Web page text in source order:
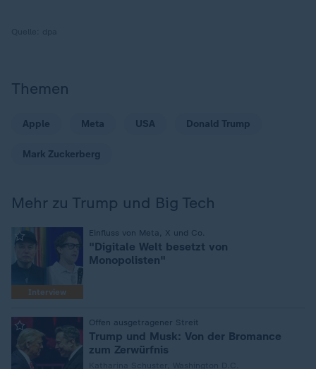
Themen
Apple Meta USA Donald Trump
Mark Zuckerberg
Mehr zu Trump und Big Tech
Interview
Einfluss von Meta, X und Co.
"Digitale Welt besetzt von
Monopolisten"
Offen ausgetragener Streit
Trump und Musk: Von der Bromance
zum Zerwürfnis